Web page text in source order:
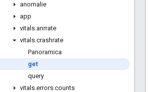
anomalie
app
vitals.anrrate
vitals.crashrate
Panoramica
get
query
vitals.errors.counts